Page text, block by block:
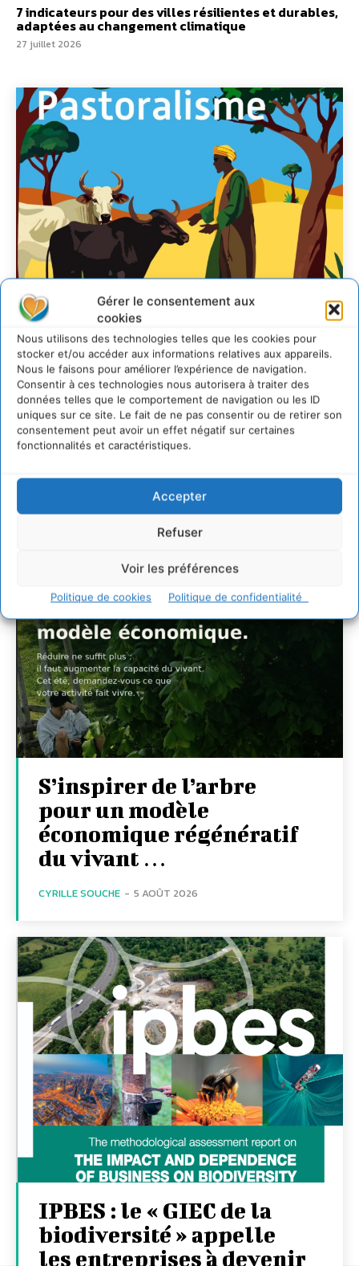
Gérer le consentement aux
cookies
Nous utilisons des technologies telles que les cookies pour
stocker et/ou accéder aux informations relatives aux appareils.
Nous le faisons pour améliorer l’expérience de navigation.
Consentir à ces technologies nous autorisera à traiter des
données telles que le comportement de navigation ou les ID
uniques sur ce site. Le fait de ne pas consentir ou de retirer son
consentement peut avoir un effet négatif sur certaines
fonctionnalités et caractéristiques.
Accepter
Refuser
Voir les préférences
Politique de cookies Politique de confidentialité
7 indicateurs pour des villes résilientes et durables,
adaptées au changement climatique
27 juillet 2026
Soutenir un
pastoralisme durable en
faveur de socio-
écosystèmes résilients
S’inspirer de l’arbre
pour un modèle
économique régénératif
du vivant …
CYRILLE SOUCHE - 5 AOÛT 2026
IPBES : le « GIEC de la
biodiversité » appelle
les entreprises à devenir